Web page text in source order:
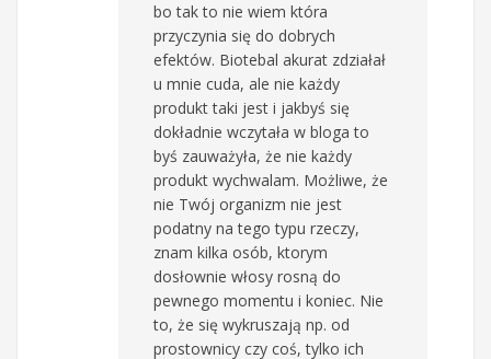
bo tak to nie wiem która
przyczynia się do dobrych
efektów. Biotebal akurat zdziałał
u mnie cuda, ale nie każdy
produkt taki jest i jakbyś się
dokładnie wczytała w bloga to
byś zauważyła, że nie każdy
produkt wychwalam. Możliwe, że
nie Twój organizm nie jest
podatny na tego typu rzeczy,
znam kilka osób, ktorym
dosłownie włosy rosną do
pewnego momentu i koniec. Nie
to, że się wykruszają np. od
prostownicy czy coś, tylko ich